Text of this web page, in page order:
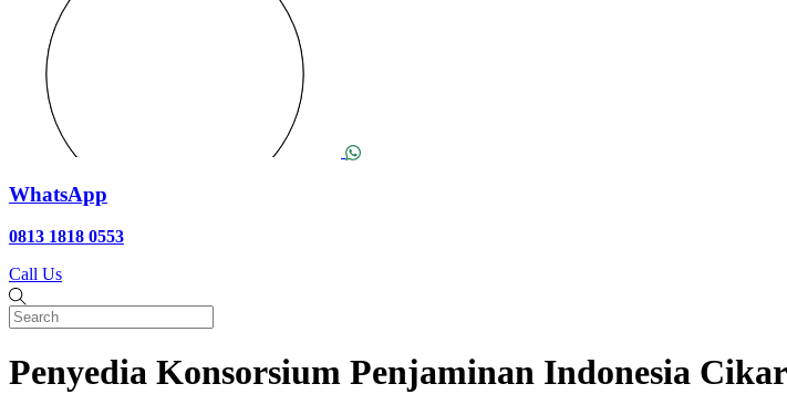
WhatsApp
0813 1818 0553
Call Us
Penyedia Konsorsium Penjaminan Indonesia